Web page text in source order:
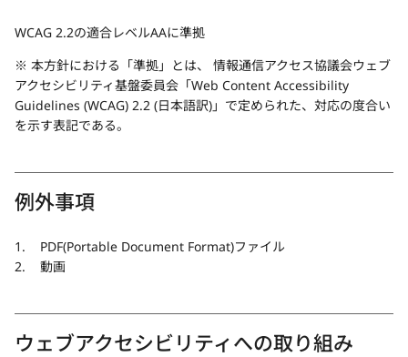
WCAG 2.2の適合レベルAAに準拠
※ 本方針における「準拠」とは、 情報通信アクセス協議会ウェブ
アクセシビリティ基盤委員会「Web Content Accessibility
Guidelines (WCAG) 2.2 (日本語訳)」で定められた、対応の度合い
を示す表記である。
例外事項
PDF(Portable Document Format)ファイル
動画
ウェブアクセシビリティへの取り組み